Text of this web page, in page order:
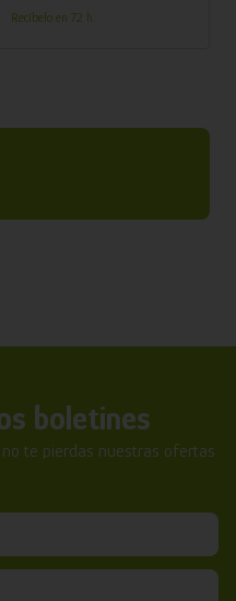
Recíbelo en 72 h.
boletines
te pierdas nuestras ofertas